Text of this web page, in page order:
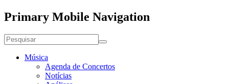
Primary Mobile Navigation
Música
Agenda de Concertos
Notícias